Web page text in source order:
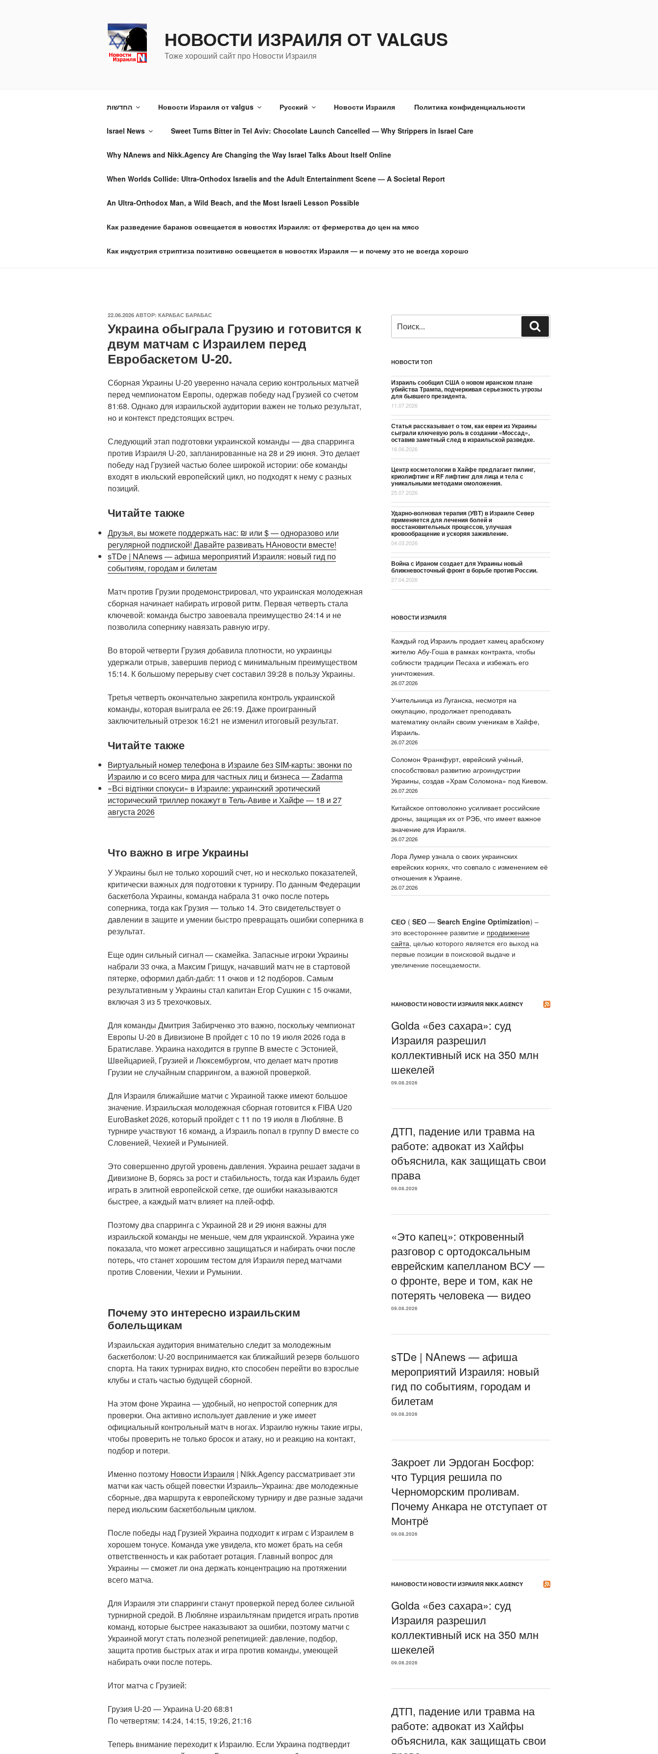
НОВОСТИ ИЗРАИЛЯ ОТ VALGUS
Тоже хороший сайт про Новости Израиля
החדשות Новости Израиля от valgus Русский Новости Израиля Политика конфиденциальности
Israel News Sweet Turns Bitter in Tel Aviv: Chocolate Launch Cancelled — Why Strippers in Israel Care
Why NAnews and Nikk.Agency Are Changing the Way Israel Talks About Itself Online
When Worlds Collide: Ultra-Orthodox Israelis and the Adult Entertainment Scene — A Societal Report
An Ultra-Orthodox Man, a Wild Beach, and the Most Israeli Lesson Possible
Как разведение баранов освещается в новостях Израиля: от фермерства до цен на мясо
Как индустрия стриптиза позитивно освещается в новостях Израиля — и почему это не всегда хорошо
ОПУБЛИКОВАНО
22.06.2026 АВТОР: КАРАБАС БАРАБАС
Украина обыграла Грузию и готовится к
двум матчам с Израилем перед
Евробаскетом U-20.
Сборная Украины U-20 уверенно начала серию контрольных матчей
перед чемпионатом Европы, одержав победу над Грузией со счетом
81:68. Однако для израильской аудитории важен не только результат,
но и контекст предстоящих встреч.
Следующий этап подготовки украинской команды — два спарринга
против Израиля U-20, запланированные на 28 и 29 июня. Это делает
победу над Грузией частью более широкой истории: обе команды
входят в июльский европейский цикл, но подходят к нему с разных
позиций.
Читайте также
Друзья, вы можете поддержать нас: ₪ или $ — одноразово или
регулярной подпиской! Давайте развивать НАновости вместе!
sTDe | NAnews — афиша мероприятий Израиля: новый гид по
событиям, городам и билетам
Матч против Грузии продемонстрировал, что украинская молодежная
сборная начинает набирать игровой ритм. Первая четверть стала
ключевой: команда быстро завоевала преимущество 24:14 и не
позволила сопернику навязать равную игру.
Во второй четверти Грузия добавила плотности, но украинцы
удержали отрыв, завершив период с минимальным преимуществом
15:14. К большому перерыву счет составил 39:28 в пользу Украины.
Третья четверть окончательно закрепила контроль украинской
команды, которая выиграла ее 26:19. Даже проигранный
заключительный отрезок 16:21 не изменил итоговый результат.
Читайте также
Виртуальный номер телефона в Израиле без SIM-карты: звонки по
Израилю и со всего мира для частных лиц и бизнеса — Zadarma
«Всі відтінки спокуси» в Израиле: украинский эротический
исторический триллер покажут в Тель-Авиве и Хайфе — 18 и 27
августа 2026
Что важно в игре Украины
У Украины был не только хороший счет, но и несколько показателей,
критически важных для подготовки к турниру. По данным Федерации
баскетбола Украины, команда набрала 31 очко после потерь
соперника, тогда как Грузия — только 14. Это свидетельствует о
давлении в защите и умении быстро превращать ошибки соперника в
результат.
Еще один сильный сигнал — скамейка. Запасные игроки Украины
набрали 33 очка, а Максим Грищук, начавший матч не в стартовой
пятерке, оформил дабл-дабл: 11 очков и 12 подборов. Самым
результативным у Украины стал капитан Егор Сушкин с 15 очками,
включая 3 из 5 трехочковых.
Для команды Дмитрия Забирченко это важно, поскольку чемпионат
Европы U-20 в Дивизионе B пройдет с 10 по 19 июля 2026 года в
Братиславе. Украина находится в группе B вместе с Эстонией,
Швейцарией, Грузией и Люксембургом, что делает матч против
Грузии не случайным спаррингом, а важной проверкой.
Для Израиля ближайшие матчи с Украиной также имеют большое
значение. Израильская молодежная сборная готовится к FIBA U20
EuroBasket 2026, который пройдет с 11 по 19 июля в Любляне. В
турнире участвуют 16 команд, а Израиль попал в группу D вместе со
Словенией, Чехией и Румынией.
Это совершенно другой уровень давления. Украина решает задачи в
Дивизионе B, борясь за рост и стабильность, тогда как Израиль будет
играть в элитной европейской сетке, где ошибки наказываются
быстрее, а каждый матч влияет на плей-офф.
Поэтому два спарринга с Украиной 28 и 29 июня важны для
израильской команды не меньше, чем для украинской. Украина уже
показала, что может агрессивно защищаться и набирать очки после
потерь, что станет хорошим тестом для Израиля перед матчами
против Словении, Чехии и Румынии.
Почему это интересно израильским
болельщикам
Израильская аудитория внимательно следит за молодежным
баскетболом: U-20 воспринимается как ближайший резерв большого
спорта. На таких турнирах видно, кто способен перейти во взрослые
клубы и стать частью будущей сборной.
На этом фоне Украина — удобный, но непростой соперник для
проверки. Она активно использует давление и уже имеет
официальный контрольный матч в ногах. Израилю нужны такие игры,
чтобы проверить не только бросок и атаку, но и реакцию на контакт,
подбор и потери.
Именно поэтому Новости Израиля | Nikk.Agency рассматривает эти
матчи как часть общей повестки Израиль–Украина: две молодежные
сборные, два маршрута к европейскому турниру и две разные задачи
перед июльским баскетбольным циклом.
После победы над Грузией Украина подходит к играм с Израилем в
хорошем тонусе. Команда уже увидела, кто может брать на себя
ответственность и как работает ротация. Главный вопрос для
Украины — сможет ли она держать концентрацию на протяжении
всего матча.
Для Израиля эти спарринги станут проверкой перед более сильной
турнирной средой. В Любляне израильтянам придется играть против
команд, которые быстрее наказывают за ошибки, поэтому матчи с
Украиной могут стать полезной репетицией: давление, подбор,
защита против быстрых атак и игра против команды, умеющей
набирать очки после потерь.
Итог матча с Грузией:
Грузия U-20 — Украина U-20 68:81
По четвертям: 14:24, 14:15, 19:26, 21:16
Теперь внимание переходит к Израилю. Если Украина подтвердит
НОВОСТИ ТОП
Израиль сообщил США о новом иранском плане
убийства Трампа, подчеркивая серьезность угрозы
для бывшего президента.
11.07.2026
Статья рассказывает о том, как евреи из Украины
сыграли ключевую роль в создании «Моссад»,
оставив заметный след в израильской разведке.
16.06.2026
Центр косметологии в Хайфе предлагает пилинг,
криолифтинг и RF лифтинг для лица и тела с
уникальными методами омоложения.
25.07.2026
Ударно-волновая терапия (УВТ) в Израиле Север
применяется для лечения болей и
восстановительных процессов, улучшая
кровообращение и ускоряя заживление.
04.03.2026
Война с Ираном создает для Украины новый
ближневосточный фронт в борьбе против России.
27.04.2026
НОВОСТИ ИЗРАИЛЯ
Каждый год Израиль продает хамец арабскому
жителю Абу-Гоша в рамках контракта, чтобы
соблюсти традиции Песаха и избежать его
уничтожения.
26.07.2026
Учительница из Луганска, несмотря на
оккупацию, продолжает преподавать
математику онлайн своим ученикам в Хайфе,
Израиль.
26.07.2026
Соломон Франкфурт, еврейский учёный,
способствовал развитию агроиндустрии
Украины, создав «Храм Соломона» под Киевом.
26.07.2026
Китайское оптоволокно усиливает российские
дроны, защищая их от РЭБ, что имеет важное
значение для Израиля.
26.07.2026
Лора Лумер узнала о своих украинских
еврейских корнях, что совпало с изменением её
отношения к Украине.
26.07.2026
СЕО( SEO— Search Engine Optimization) –
это всестороннее развитие и продвижение
сайта, целью которого является его выход на
первые позиции в поисковой выдаче и
увеличение посещаемости.
НАНОВОСТИ НОВОСТИ ИЗРАИЛЯ NIKK.AGENCY
Golda «без сахара»: суд
Израиля разрешил
коллективный иск на 350 млн
шекелей
09.08.2026
ДТП, падение или травма на
работе: адвокат из Хайфы
объяснила, как защищать свои
права
09.08.2026
«Это капец»: откровенный
разговор с ортодоксальным
еврейским капелланом ВСУ —
о фронте, вере и том, как не
потерять человека — видео
09.08.2026
sTDe | NAnews — афиша
мероприятий Израиля: новый
гид по событиям, городам и
билетам
09.08.2026
Закроет ли Эрдоган Босфор:
что Турция решила по
Черноморским проливам.
Почему Анкара не отступает от
Монтрё
09.08.2026
НАНОВОСТИ НОВОСТИ ИЗРАИЛЯ NIKK.AGENCY
Golda «без сахара»: суд
Израиля разрешил
коллективный иск на 350 млн
шекелей
09.08.2026
ДТП, падение или травма на
работе: адвокат из Хайфы
объяснила, как защищать свои